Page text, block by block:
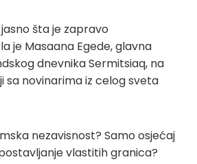
šta je zapravo
je Masaana Egede, glavna
dnevnika Sermitsiaq, na
sa novinarima iz celog sveta
nezavisnost? Samo osjećaj
vlastitih granica?